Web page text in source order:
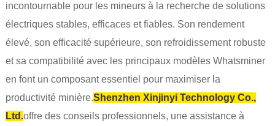
incontournable pour les mineurs à la recherche de solutions
électriques stables, efficaces et fiables. Son rendement
élevé, son efficacité supérieure, son refroidissement robuste
et sa compatibilité avec les principaux modèles Whatsminer
en font un composant essentiel pour maximiser la
productivité minière.Shenzhen Xinjinyi Technology Co.,
Ltd.offre des conseils professionnels, une assistance à